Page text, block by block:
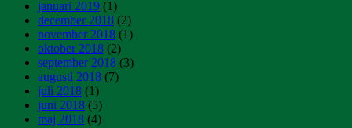
januari 2019 (1)
december 2018 (2)
november 2018 (1)
oktober 2018 (2)
september 2018 (3)
augusti 2018 (7)
juli 2018 (1)
juni 2018 (5)
maj 2018 (4)